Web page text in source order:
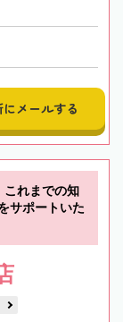
メールする
これまでの知
サポートいた